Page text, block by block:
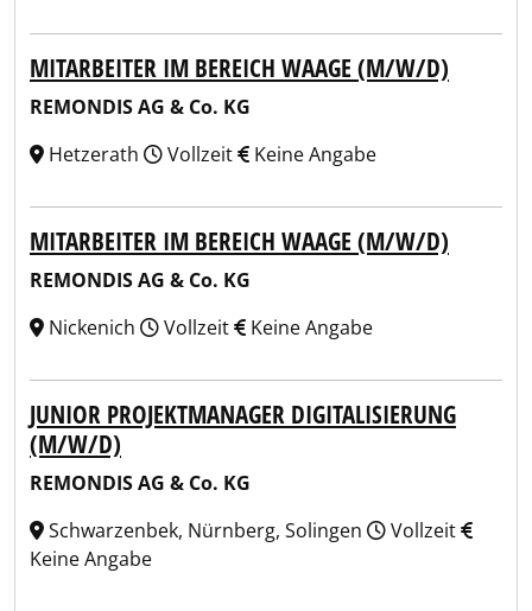
MITARBEITER IM BEREICH WAAGE (M/W/D)
REMONDIS AG & Co. KG
Hetzerath
Vollzeit Keine Angabe
MITARBEITER IM BEREICH WAAGE (M/W/D)
REMONDIS AG & Co. KG
Nickenich
Vollzeit Keine Angabe
JUNIOR PROJEKTMANAGER DIGITALISIERUNG
(M/W/D)
REMONDIS AG & Co. KG
Schwarzenbek, Nürnberg, Solingen
Vollzeit
Keine Angabe